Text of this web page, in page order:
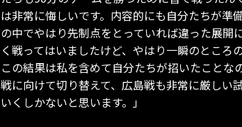
は非常に悔しいです。内容的にも自分たちが
の中でやはり先制点をとっていれば違った展開
く戦ってはいましたけど、やはり一瞬のところ
この結果は私を含めて自分たちが招いたこと
戦に向けて切り替えて、広島戦も非常に厳しい
いくしかないと思います。」